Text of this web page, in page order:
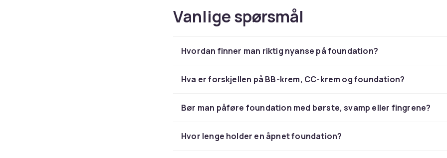
Flytende foundation passer de fleste hudtyper og finnes i alt fra lett til full
Kremfoundation gir mer dekning og passer tørr hud, mens mineralpudder
øynene. Bruk en nyanse som matcher huden for å dekke kviser og
ansiktspudder
slik at concealeren sitter hele dagen uten å legge seg i
Vanlige spørsmål
Hvordan finner man riktig nyanse på foundation?
Hva er forskjellen på BB-krem, CC-krem og foundation?
Bør man påføre foundation med børste, svamp eller fingrene?
Hvor lenge holder en åpnet foundation?